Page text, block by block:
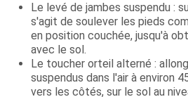
Le levé de jambes suspendu :
s'agit de soulever les pieds
en position couchée, jusqu'à
avec le sol.
Le toucher orteil alterné :
suspendus dans l'air à environ
vers les côtés, sur le sol au